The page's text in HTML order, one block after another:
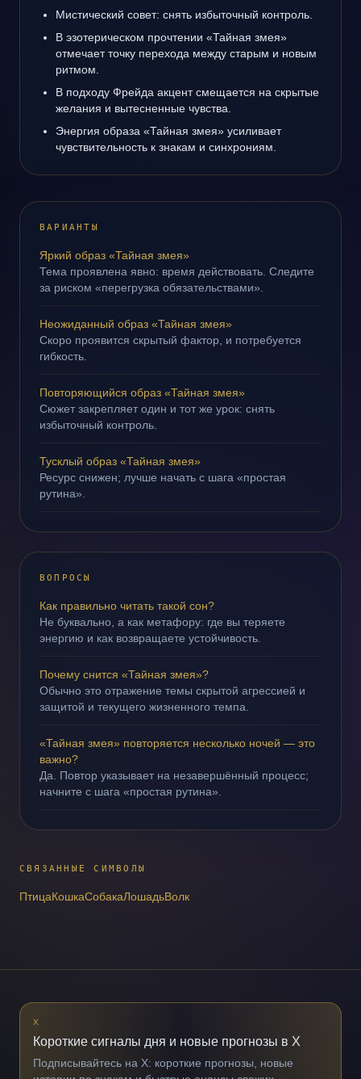
Мистический совет: снять избыточный контроль.
В эзотерическом прочтении «Тайная змея»
отмечает точку перехода между старым и новым
ритмом.
В подходу Фрейда акцент смещается на скрытые
желания и вытесненные чувства.
Энергия образа «Тайная змея» усиливает
чувствительность к знакам и синхрониям.
ВАРИАНТЫ
Яркий образ «Тайная змея»
Тема проявлена явно: время действовать. Следите
за риском «перегрузка обязательствами».
Неожиданный образ «Тайная змея»
Скоро проявится скрытый фактор, и потребуется
гибкость.
Повторяющийся образ «Тайная змея»
Сюжет закрепляет один и тот же урок: снять
избыточный контроль.
Тусклый образ «Тайная змея»
Ресурс снижен; лучше начать с шага «простая
рутина».
ВОПРОСЫ
Как правильно читать такой сон?
Не буквально, а как метафору: где вы теряете
энергию и как возвращаете устойчивость.
Почему снится «Тайная змея»?
Обычно это отражение темы скрытой агрессией и
защитой и текущего жизненного темпа.
«Тайная змея» повторяется несколько ночей — это
важно?
Да. Повтор указывает на незавершённый процесс;
начните с шага «простая рутина».
СВЯЗАННЫЕ СИМВОЛЫ
ПтицаКошкаСобакаЛошадьВолк
X
Короткие сигналы дня и новые прогнозы в X
Подписывайтесь на X: короткие прогнозы, новые